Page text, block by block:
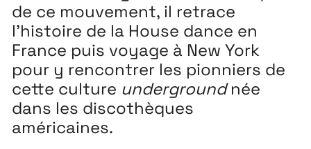
de ce mouvement, il retrace
l’histoire de la House dance en
France puis voyage à New York
pour y rencontrer les pionniers de
cette culture undergroundnée
dans les discothèques
américaines.